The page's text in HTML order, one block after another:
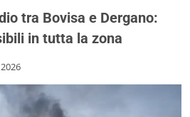
tra Bovisa e Dergano:
in tutta la zona